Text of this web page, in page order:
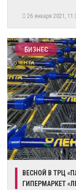
26 января 2021,
БИЗНЕС
ВЕСНОЙ В ТРЦ
ГИПЕРМАРКЕТ